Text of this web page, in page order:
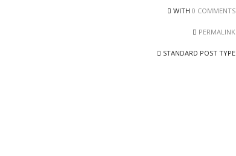
WITH 0 COMMENTS
PERMALINK
STANDARD POST TYPE